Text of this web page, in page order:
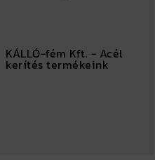
KÁLLÓ-fém Kft. - Acél
kerítés termékeink